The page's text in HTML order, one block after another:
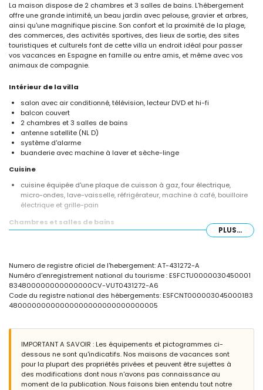
La maison dispose de 2 chambres et 3 salles de bains. L'hébergement
offre une grande intimité, un beau jardin avec pelouse, gravier et arbres,
ainsi qu'une magnifique piscine. Son confort et la proximité de la plage,
des commerces, des activités sportives, des lieux de sortie, des sites
touristiques et culturels font de cette villa un endroit idéal pour passer
vos vacances en Espagne en famille ou entre amis, et même avec vos
animaux de compagnie.
Intérieur de la villa
salon avec air conditionné, télévision, lecteur DVD et hi-fi
balcon couvert
2 chambres et 3 salles de bains
antenne satellite (NL D)
système d'alarme
buanderie avec machine à laver et sèche-linge
Cuisine
cuisine équipée d'une plaque de cuisson à gaz, four électrique,
micro-ondes, lave-vaisselle, réfrigérateur, machine à café, bouilloire
électrique et grille-pain
Chambres et salles de bains
chambre avec air conditionné, lit king-size, télévision et salle de bains
salle de bains en suite avec double lavabo, baignoire, douche, toilette
et sèche-cheveux
salle de bains en suite avec lavabo simple, douche et toilette
salle de bains avec lavabo simple, douche et toilette
grand terrain clos
piscine privée mesurant 9m x 5m et 1,9m de profondeur
beau jardin avec pelouse, gravier, arbres et mobilier de jardin avec
transats
3 terrasses, dont 1 couverte
barbecue
PLUS...
Numero de registre oficiel de l'hebergement: AT-431272-A
Numéro d'enregistrement national du tourisme : ESFCTU0000030450001
834800000000000000CV-VUT0431272-A6
Code du registre national des hébergements: ESFCNT000003045000183
48000000000000000000000000000005
IMPORTANT A SAVOIR : Les équipements et pictogrammes ci-
dessous ne sont qu'indicatifs. Nos maisons de vacances sont
pour la plupart des propriétés privées et peuvent être sujettes à
des modifications dont nous n'avons pas connaissance au
moment de la publication. Nous faisons bien entendu tout notre